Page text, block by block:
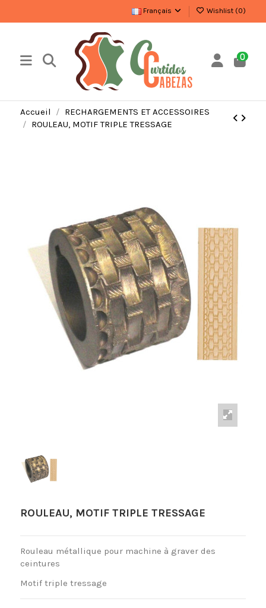
Français Wishlist (0)
0
Accueil
RECHARGEMENTS ET ACCESSOIRES
ROULEAU, MOTIF TRIPLE TRESSAGE
ROULEAU, MOTIF TRIPLE TRESSAGE
Rouleau métallique pour machine à graver des
ceintures
Motif triple tressage